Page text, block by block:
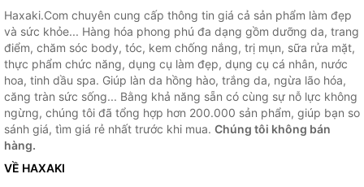
Haxaki.Com chuyên cung cấp thông tin giá cả sản phẩm làm đẹp
và sức khỏe... Hàng hóa phong phú đa dạng gồm dưỡng da, trang
điểm, chăm sóc body, tóc, kem chống nắng, trị mụn, sữa rửa mặt,
thực phẩm chức năng, dụng cụ làm đẹp, dụng cụ cá nhân, nước
hoa, tinh dầu spa. Giúp làn da hồng hào, trắng da, ngừa lão hóa,
căng tràn sức sống... Bằng khả năng sẵn có cùng sự nỗ lực không
ngừng, chúng tôi đã tổng hợp hơn 200.000 sản phẩm, giúp bạn so
sánh giá, tìm giá rẻ nhất trước khi mua. Chúng tôi không bán
hàng.
VỀ HAXAKI